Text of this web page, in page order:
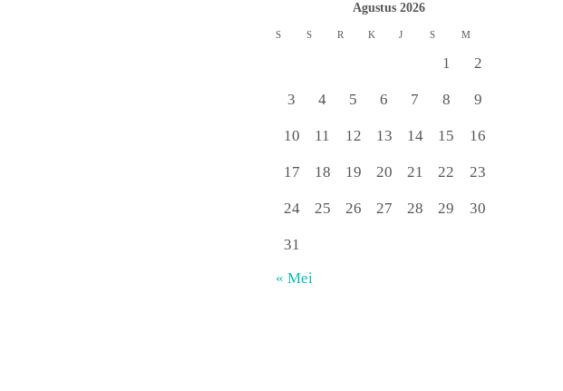
Agustus 2026
S S R K J S M
1 2
3 4 5 6 7 8 9
10 11 12 13 14 15 16
17 18 19 20 21 22 23
24 25 26 27 28 29 30
31
« Mei